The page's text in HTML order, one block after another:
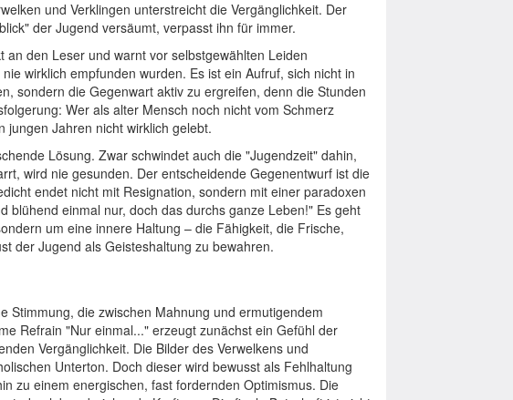
und Verklingen unterstreicht die Vergänglichkeit. Der
der Jugend versäumt, verpasst ihn für immer.
an den Leser und warnt vor selbstgewählten Leiden
wirklich empfunden wurden. Es ist ein Aufruf, sich nicht in
sondern die Gegenwart aktiv zu ergreifen, denn die Stunden
Wer als alter Mensch noch nicht vom Schmerz
jungen Jahren nicht wirklich gelebt.
Lösung. Zwar schwindet auch die "Jugendzeit" dahin,
wird nie gesunden. Der entscheidende Gegenentwurf ist die
endet nicht mit Resignation, sondern mit einer paradoxen
blühend einmal nur, doch das durchs ganze Leben!" Es geht
um eine innere Haltung – die Fähigkeit, die Frische,
der Jugend als Geisteshaltung zu bewahren.
Stimmung, die zwischen Mahnung und ermutigendem
Refrain "Nur einmal..." erzeugt zunächst ein Gefühl der
Vergänglichkeit. Die Bilder des Verwelkens und
Unterton. Doch dieser wird bewusst als Fehlhaltung
zu einem energischen, fast fordernden Optimismus. Die